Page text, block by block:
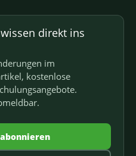
direkt ins
im
kostenlose